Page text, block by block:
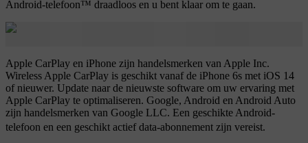
Android-telefoon™ draadloos en u bent klaar om te gaan.
Apple CarPlay en iPhone zijn handelsmerken van Apple Inc.
Wireless Apple CarPlay is geschikt vanaf de iPhone 6s met iOS 14
of nieuwer. Update naar de nieuwste software om uw ervaring met
Apple CarPlay te optimaliseren. Google, Android en Android Auto
zijn handelsmerken van Google LLC. Een geschikte Android-
telefoon en een geschikt actief data-abonnement zijn vereist.